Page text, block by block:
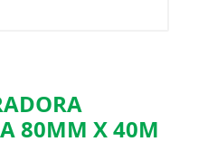
80MM X 40M